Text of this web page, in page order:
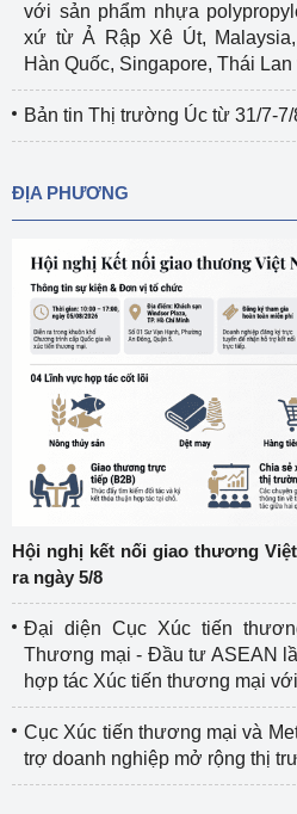
với sản phẩm nhựa
xứ từ Ả Rập Xê Út,
Hàn Quốc, Singapore, Thái
Bản tin Thị trường Úc từ 31/7-
ĐỊA PHƯƠNG
Hội nghị kết nối giao thương
ra ngày 5/8
Đại diện Cục Xúc tiến
Thương mại - Đầu tư ASEAN
hợp tác Xúc tiến thương mại
Cục Xúc tiến thương mại và
trợ doanh nghiệp mở rộng thị